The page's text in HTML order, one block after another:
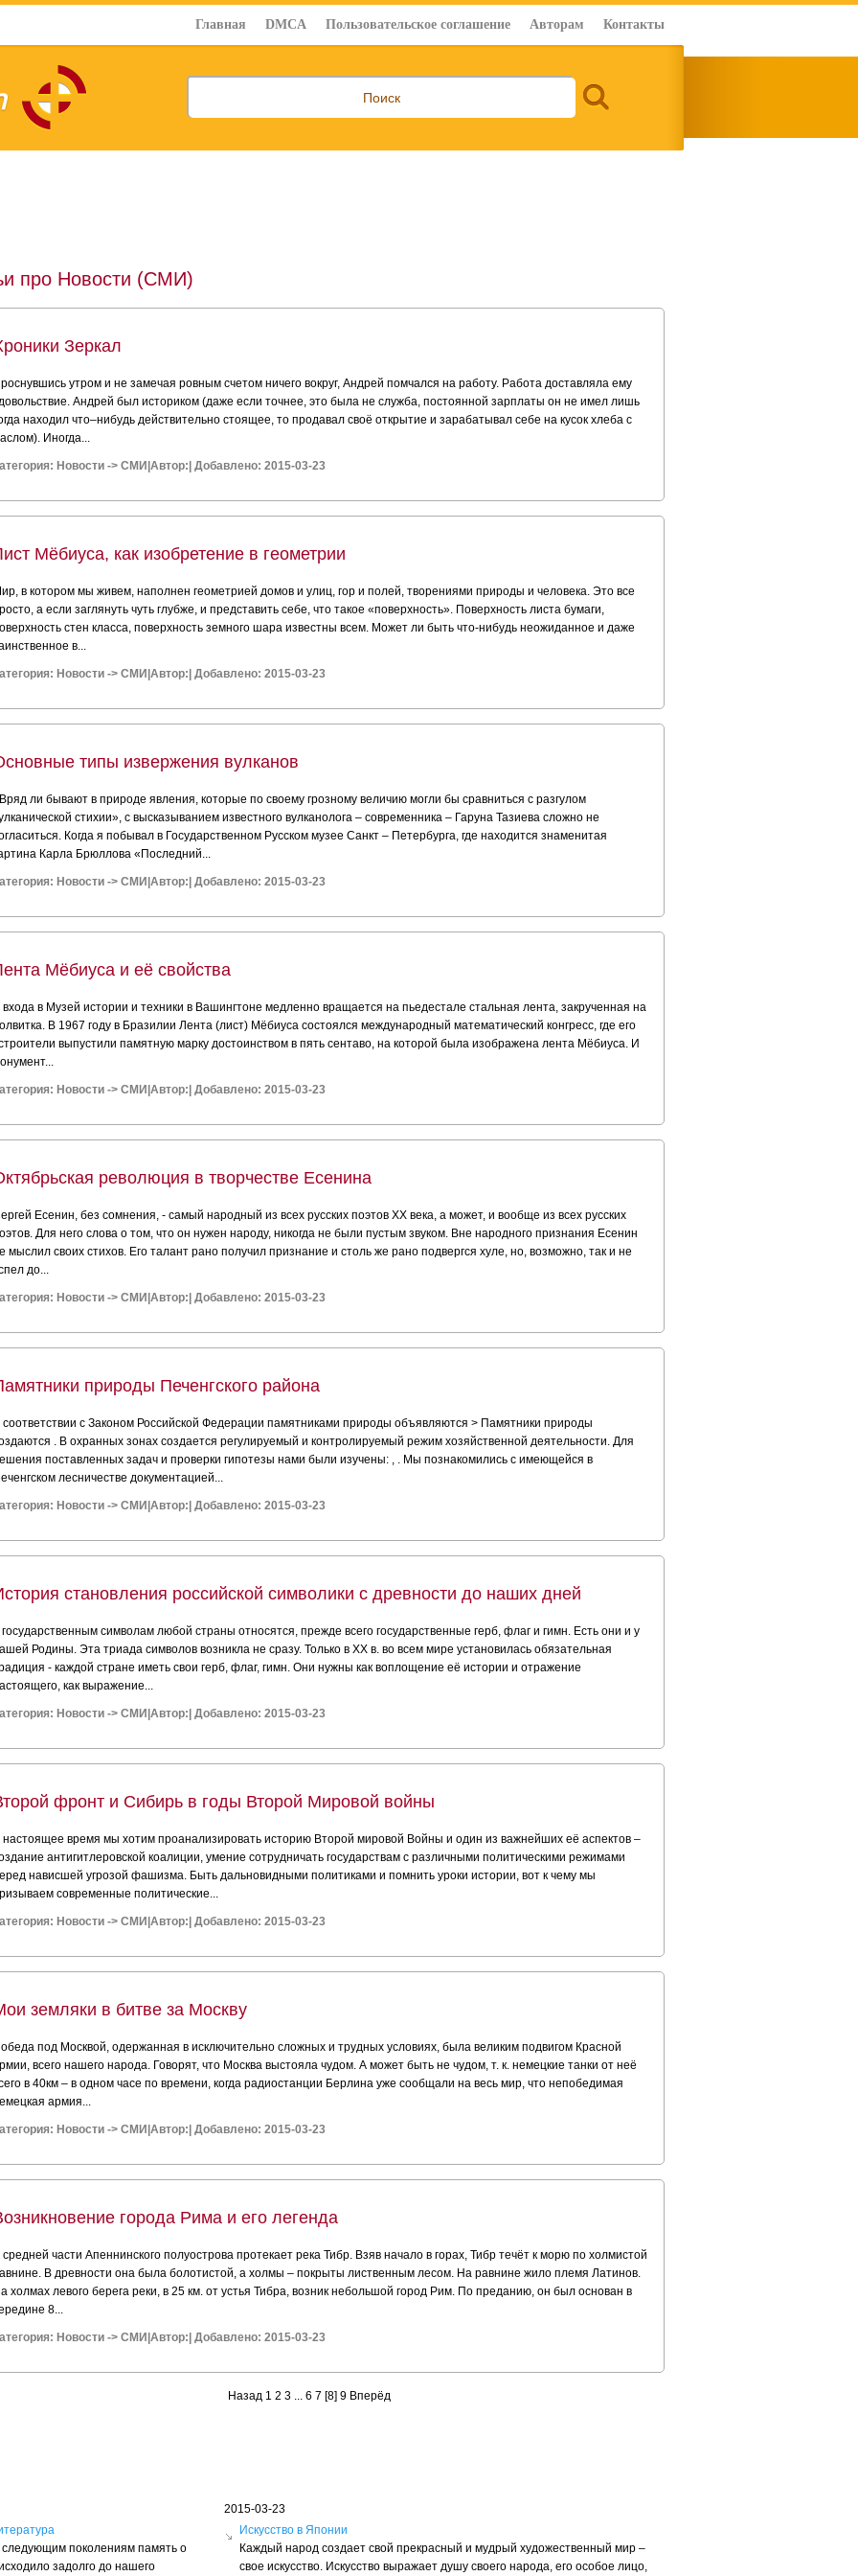
Главная DMCA Пользовательское соглашение Авторам Контакты
про Новости (СМИ)
Зеркал
утром и не замечая ровным счетом ничего вокруг, Андрей помчался на работу. Работа доставляла ему
Андрей был историком (даже если точнее, это была не служба, постоянной зарплаты он не имел лишь
находил что–нибудь действительно стоящее, то продавал своё открытие и зарабатывал себе на кусок хлеба с
Иногда...
Новости ->СМИ |Автор: Добавлено: 2015-03-23
Мёбиуса, как изобретение в геометрии
в котором мы живем, наполнен геометрией домов и улиц, гор и полей, творениями природы и человека. Это все
а если заглянуть чуть глубже, и представить себе, что такое «поверхность». Поверхность листа бумаги,
стен класса, поверхность земного шара известны всем. Может ли быть что-нибудь неожиданное и даже
в...
Новости ->СМИ |Автор: Добавлено: 2015-03-23
типы извержения вулканов
ли бывают в природе явления, которые по своему грозному величию могли бы сравниться с разгулом
стихии», с высказыванием известного вулканолога – современника – Гаруна Тазиева сложно не
Когда я побывал в Государственном Русском музее Санкт – Петербурга, где находится знаменитая
Карла Брюллова «Последний...
Новости ->СМИ |Автор: Добавлено: 2015-03-23
Мёбиуса и её свойства
входа в Музей истории и техники в Вашингтоне медленно вращается на пьедестале стальная лента, закрученная на
В 1967 году в Бразилии Лента (лист) Мёбиуса состоялся международный математический конгресс, где его
выпустили памятную марку достоинством в пять сентаво, на которой была изображена лента Мёбиуса. И
Новости ->СМИ |Автор: Добавлено: 2015-03-23
революция в творчестве Есенина
Есенин, без сомнения, - самый народный из всех русских поэтов XX века, а может, и вообще из всех русских
Для него слова о том, что он нужен народу, никогда не были пустым звуком. Вне народного признания Есенин
мыслил своих стихов. Его талант рано получил признание и столь же рано подвергся хуле, но, возможно, так и не
до...
Новости ->СМИ |Автор: Добавлено: 2015-03-23
природы Печенгского района
соответствии с Законом Российской Федерации памятниками природы объявляются > Памятники природы
. В охранных зонах создается регулируемый и контролируемый режим хозяйственной деятельности. Для
поставленных задач и проверки гипотезы нами были изучены: , . Мы познакомились с имеющейся в
лесничестве документацией...
Новости ->СМИ |Автор: Добавлено: 2015-03-23
становления российской символики с древности до наших дней
государственным символам любой страны относятся, прежде всего государственные герб, флаг и гимн. Есть они и у
Родины. Эта триада символов возникла не сразу. Только в ХХ в. во всем мире установилась обязательная
- каждой стране иметь свои герб, флаг, гимн. Они нужны как воплощение её истории и отражение
как выражение...
Новости ->СМИ |Автор: Добавлено: 2015-03-23
фронт и Сибирь в годы Второй Мировой войны
настоящее время мы хотим проанализировать историю Второй мировой Войны и один из важнейших её аспектов –
антигитлеровской коалиции, умение сотрудничать государствам с различными политическими режимами
нависшей угрозой фашизма. Быть дальновидными политиками и помнить уроки истории, вот к чему мы
современные политические...
Новости ->СМИ |Автор: Добавлено: 2015-03-23
земляки в битве за Москву
под Москвой, одержанная в исключительно сложных и трудных условиях, была великим подвигом Красной
всего нашего народа. Говорят, что Москва выстояла чудом. А может быть не чудом, т. к. немецкие танки от неё
в 40км – в одном часе по времени, когда радиостанции Берлина уже сообщали на весь мир, что непобедимая
армия...
Новости ->СМИ |Автор: Добавлено: 2015-03-23
города Рима и его легенда
средней части Апеннинского полуострова протекает река Тибр. Взяв начало в горах, Тибр течёт к морю по холмистой
В древности она была болотистой, а холмы – покрыты лиственным лесом. На равнине жило племя Латинов.
холмах левого берега реки, в 25 км. от устья Тибра, возник небольшой город Рим. По преданию, он был основан в
8...
Новости ->СМИ |Автор: Добавлено: 2015-03-23
Назад 1 2 3... 6 7 [8] 9 Вперёд
следующим поколениям память о
задолго до нашего
2015-03-23
Искусство в Японии
Каждый народ создает свой прекрасный и мудрый художественный мир –
свое искусство. Искусство выражает душу своего народа, его особое лицо,